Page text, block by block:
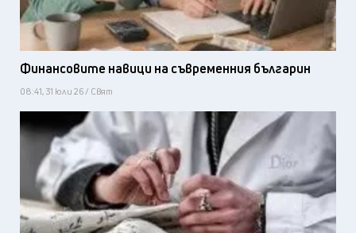
Финансовите навици на съвременния българин
08:41, 31 юли 26 / Свят